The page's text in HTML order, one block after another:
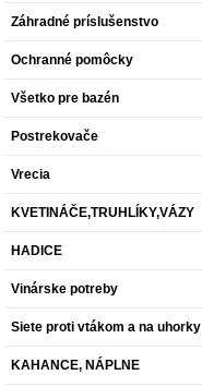
Záhradné príslušenstvo
Ochranné pomôcky
Všetko pre bazén
Postrekovače
Vrecia
KVETINÁČE,TRUHLÍKY,VÁZY
HADICE
Vinárske potreby
Siete proti vtákom a na uhorky
KAHANCE, NÁPLNE